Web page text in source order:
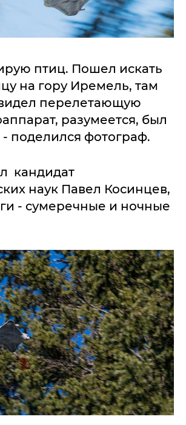
птиц. Пошел искать
на гору Иремель, там
перелетающую
разумеется, был
- поделился фотограф.
кандидат
наук Павел Косинцев,
- сумеречные и ночные